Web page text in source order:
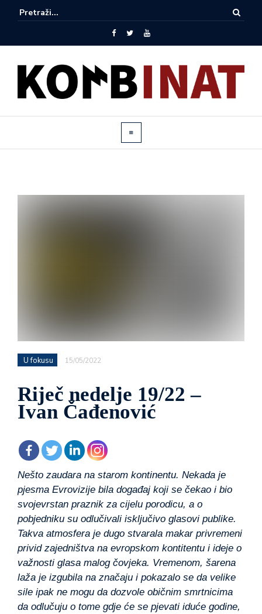
U fokusu 15/05/2022
Riječ nedelje 19/22 –
Ivan Čađenović
Nešto zaudara na starom kontinentu. Nekada je
pjesma Evrovizije bila događaj koji se čekao i bio
svojevrstan praznik za cijelu porodicu, a o
pobjedniku su odlučivali isključivo glasovi publike.
Takva atmosfera je dugo stvarala makar privremeni
privid zajedništva na evropskom kontitentu i ideje o
važnosti glasa malog čovjeka. Vremenom, šarena
laža je izgubila na značaju i pokazalo se da velike
sile ipak ne mogu da dozvole običnim smrtnicima
da odlučuju o tome gdje će se pjevati iduće godine,